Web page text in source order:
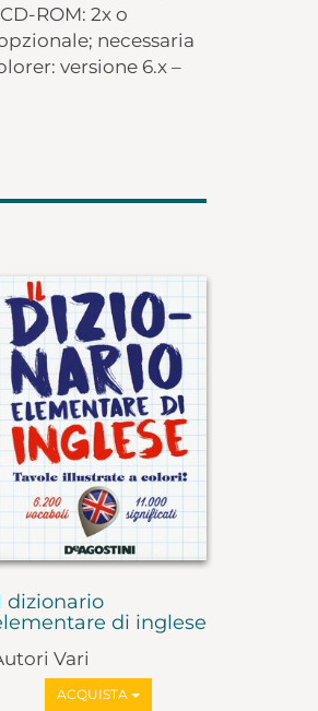
ROM: 2x o
necessaria
versione 6.x –
dizionario
di inglese
Vari
ACQUISTA